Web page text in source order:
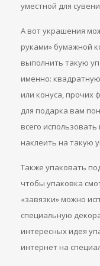
уместной для
А вот украшения
руками» бумажной
выполнить такую
именно:
или конуса, прочих
для подарка вам
всего
наклеить на такую
Также упаковать
чтобы упаковка
«завязки» можно
специальную
интересных идея
интернет на